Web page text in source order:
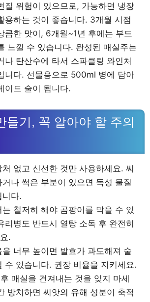
질 위험이 있으므로, 가능하면 냉장
용하는 것이 좋습니다. 3개월 시점
큼한 맛이, 6개월~1년 후에는 부드
느낄 수 있습니다. 완성된 매실주는
나 탄산수에 타서 스파클링 와인처
니다. 선물용으로 500ml 병에 담아
이드 술이 됩니다.
들기, 꼭 알아야 할 주의
처 없고 신선한 것만 사용하세요. 씨
거나 썩은 부분이 있으면 독성 물질
니다.
는 철저히 해야 곰팡이를 막을 수 있
리병도 반드시 열탕 소독 후 완전히
.
을 너무 높이면 발효가 과도해져 술
수 있습니다. 권장 비율을 지키세요.
매실을 건져내는 것을 잊지 마세
방치하면 씨앗의 유해 성분이 축적